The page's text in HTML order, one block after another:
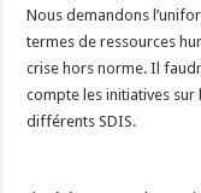
Nous demandons
termes de ressources
crise hors norme. Il
compte les initiatives sur
différents SDIS.